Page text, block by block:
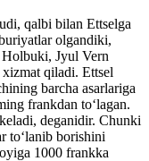
qalbi bilan Ettselga
olgandiki,
Holbuki, Jyul Vern
qiladi. Ettsel
barcha asarlariga
frankdan to‘lagan.
deganidir. Chunki
to‘lanib borishini
1000 frankka